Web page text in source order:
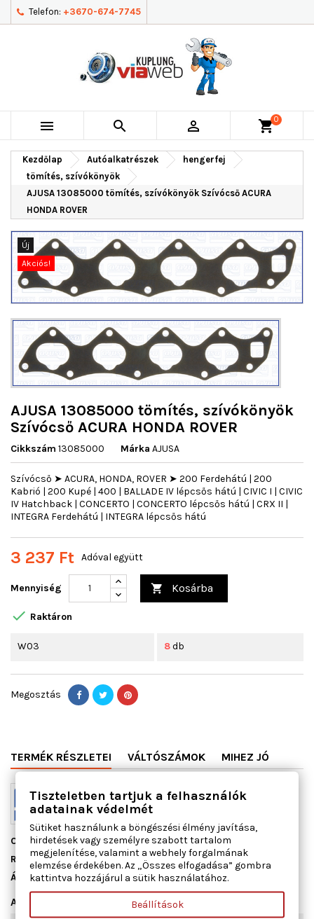
Telefon: +3670-674-7745
   shopping_cart0
Kezdőlap Autóalkatrészek
hengerfej
tömítés, szívókönyök
AJUSA 13085000 tömítés, szívókönyök Szívócső ACURA
HONDA ROVER
Új
Akciós!
AJUSA 13085000 tömítés, szívókönyök
Szívócső ACURA HONDA ROVER
Cikkszám 13085000 Márka AJUSA
Szívócső ➤ ACURA, HONDA, ROVER ➤ 200 Ferdehátú | 200
Kabrió | 200 Kupé | 400 | BALLADE IV lépcsős hátú | CIVIC I | CIVIC
IV Hatchback | CONCERTO | CONCERTO lépcsős hátú | CRX II |
INTEGRA Ferdehátú | INTEGRA lépcsős hátú
3 237 Ft Adóval együtt
Mennyiség  Kosárba
 Raktáron
W03 8db
Megosztás
TERMÉK RÉSZLETEI VÁLTÓSZÁMOK MIHEZ JÓ
Cikkszám13085000
Raktáron 8 db
ÁllapotÚj
Adatlap
Tiszteletben tartjuk a felhasználók
adatainak védelmét
Sütiket használunk a böngészési élmény javítása,
hirdetések vagy személyre szabott tartalom
megjelenítése, valamint a webhely forgalmának
elemzése érdekében. Az „Összes elfogadása” gombra
kattintva hozzájárul a sütik használatához.
Beállítások